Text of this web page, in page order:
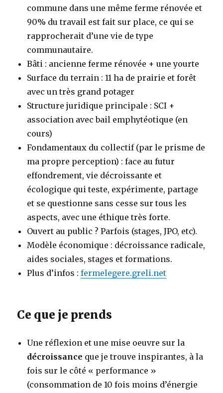
commune dans une même ferme rénovée et
90% du travail est fait sur place, ce qui se
rapprocherait d’une vie de type
communautaire.
Bâti : ancienne ferme rénovée + une yourte
Surface du terrain : 11 ha de prairie et forêt
avec un très grand potager
Structure juridique principale : SCI +
association avec bail emphytéotique (en
cours)
Fondamentaux du collectif (par le prisme de
ma propre perception) : face au futur
effondrement, vie décroissante et
écologique qui teste, expérimente, partage
et se questionne sans cesse sur tous les
aspects, avec une éthique très forte.
Ouvert au public ? Parfois (stages, JPO, etc).
Modèle économique : décroissance radicale,
aides sociales, stages et formations.
Plus d’infos :fermelegere.greli.net
Ce que je prends
Une réflexion et une mise oeuvre sur la
décroissance que je trouve inspirantes, à la
fois sur le côté « performance »
(consommation de 10 fois moins d’énergie